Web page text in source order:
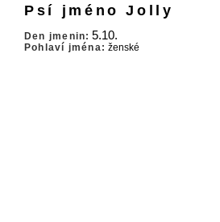
Psí jméno Jolly
Den jmenin: 5.10.
Pohlaví jména: ženské